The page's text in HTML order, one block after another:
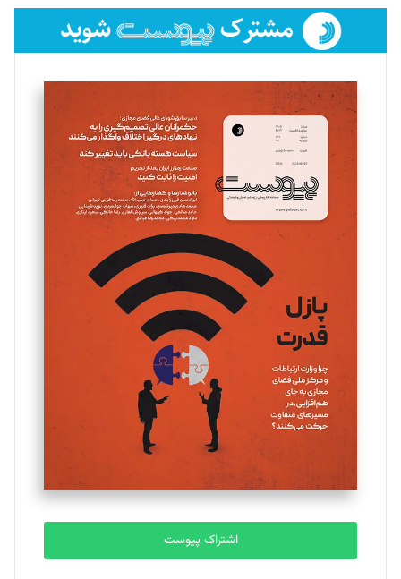
فائزه فتحی رستمی
تحریریه
سروش کرمیان
تحریریه
مینا پاکدل
یسنا امان‌پور
تحریریه
ملینا جعفری
تحریریه
مصطفی مسجدی آرانی
تحریریه
بابک نقاش
اشتراک پیوست